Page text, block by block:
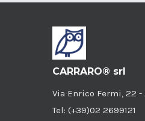
CARRARO® srl
Via Enrico Fermi, 22
Tel: (+39)02 2699121